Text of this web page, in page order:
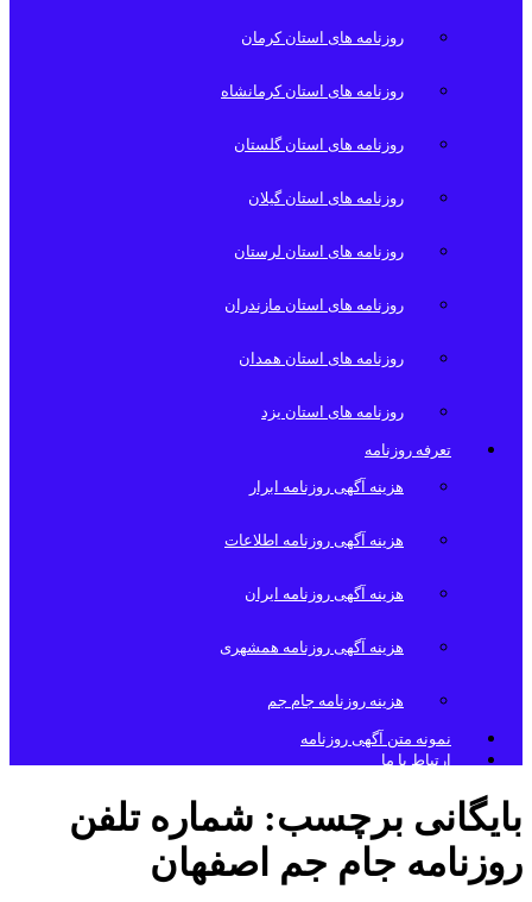
روزنامه های استان کرمان
روزنامه های استان کرمانشاه
روزنامه های استان گلستان
روزنامه های استان گیلان
روزنامه های استان لرستان
روزنامه های استان مازندران
روزنامه های استان همدان
روزنامه های استان یزد
تعرفه روزنامه
هزینه آگهی روزنامه ابرار
هزینه آگهی روزنامه اطلاعات
هزینه آگهی روزنامه ایران
هزینه آگهی روزنامه همشهری
هزینه روزنامه جام جم
نمونه متن آگهی روزنامه
ارتباط با ما
بایگانی برچسب: شماره تلفن
روزنامه جام جم اصفهان